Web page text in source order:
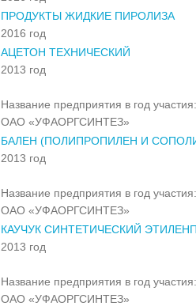
ПРОДУКТЫ ЖИДКИЕ ПИРОЛИЗА
2016 год
АЦЕТОН ТЕХНИЧЕСКИЙ
2013 год
Название предприятия в год участия:
ОАО «УФАОРГСИНТЕЗ»
БАЛЕН (ПОЛИПРОПИЛЕН И
2013 год
Название предприятия в год участия:
ОАО «УФАОРГСИНТЕЗ»
КАУЧУК СИНТЕТИЧЕСКИЙ
2013 год
Название предприятия в год участия:
ОАО «УФАОРГСИНТЕЗ»